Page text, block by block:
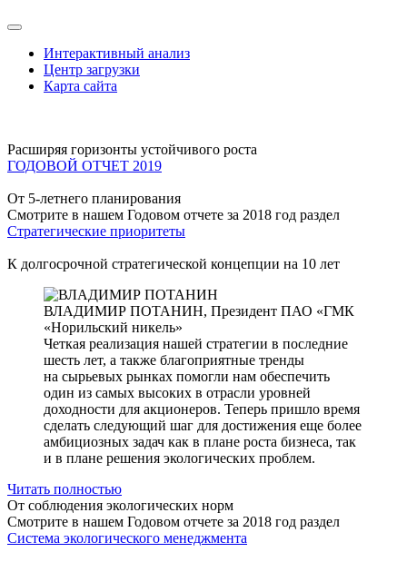
Интерактивный анализ
Центр загрузки
Карта сайта
Расширяя горизонты устойчивого роста
ГОДОВОЙ ОТЧЕТ 2019
От 5-летнего планирования
Смотрите в нашем Годовом отчете за 2018 год раздел
Стратегические приоритеты
К долгосрочной стратегической концепции на 10 лет
ВЛАДИМИР ПОТАНИН, Президент ПАО «ГМК
«Норильский никель»
Четкая реализация нашей стратегии в последние
шесть лет, а также благоприятные тренды
на сырьевых рынках помогли нам обеспечить
один из самых высоких в отрасли уровней
доходности для акционеров. Теперь пришло время
сделать следующий шаг для достижения еще более
амбициозных задач как в плане роста бизнеса, так
и в плане решения экологических проблем.
Читать полностью
От соблюдения экологических норм
Смотрите в нашем Годовом отчете за 2018 год раздел
Система экологического менеджмента